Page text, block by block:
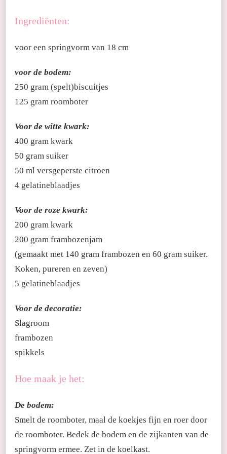
Ingrediënten:
voor een springvorm van 18 cm
voor de bodem:
250 gram (spelt)biscuitjes
125 gram roomboter
Voor de witte kwark:
400 gram kwark
50 gram suiker
50 ml versgeperste citroen
4 gelatineblaadjes
Voor de roze kwark:
200 gram kwark
200 gram frambozenjam
(gemaakt met 140 gram frambozen en 60 gram suiker.
Koken, pureren en zeven)
5 gelatineblaadjes
Voor de decoratie:
Slagroom
frambozen
spikkels
Hoe maak je het:
De bodem:
Smelt de roomboter, maal de koekjes fijn en roer door
de roomboter. Bedek de bodem en de zijkanten van de
springvorm ermee. Zet in de koelkast.